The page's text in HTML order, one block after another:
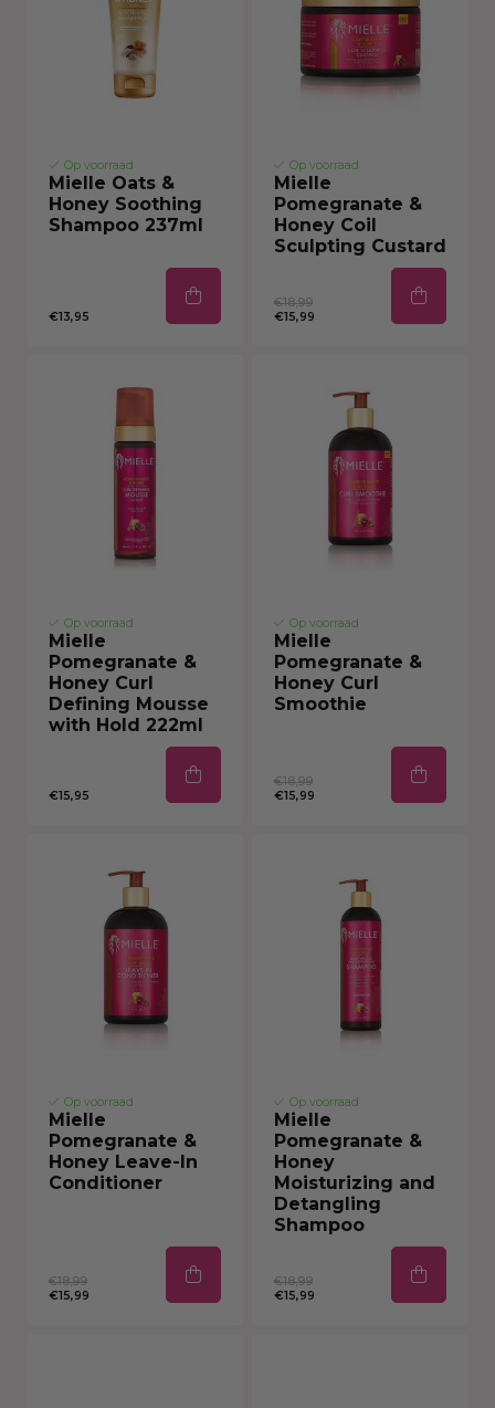
Op voorraad
Mielle Oats &
Honey Soothing
Shampoo 237ml
€13,95
Op voorraad
Mielle
Pomegranate &
Honey Coil
Sculpting Custard
€18,99
€15,99
Op voorraad
Mielle
Pomegranate &
Honey Curl
Defining Mousse
with Hold 222ml
€15,95
Op voorraad
Mielle
Pomegranate &
Honey Curl
Smoothie
€18,99
€15,99
Op voorraad
Mielle
Pomegranate &
Honey Leave-In
Conditioner
€18,99
€15,99
Op voorraad
Mielle
Pomegranate &
Honey
Moisturizing and
Detangling
Shampoo
€18,99
€15,99